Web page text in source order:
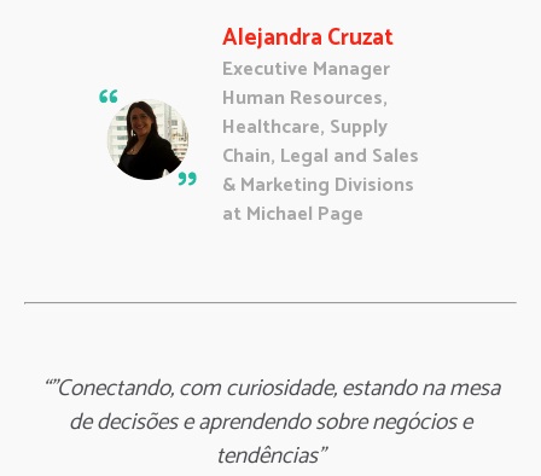
Alejandra Cruzat
Executive Manager
Human Resources,
Healthcare, Supply
Chain, Legal and Sales
& Marketing Divisions
at Michael Page
“"Conectando, com curiosidade, estando na mesa
de decisões e aprendendo sobre negócios e
tendências"